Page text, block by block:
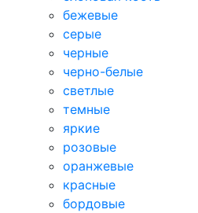
бежевые
серые
черные
черно-белые
светлые
темные
яркие
розовые
оранжевые
красные
бордовые